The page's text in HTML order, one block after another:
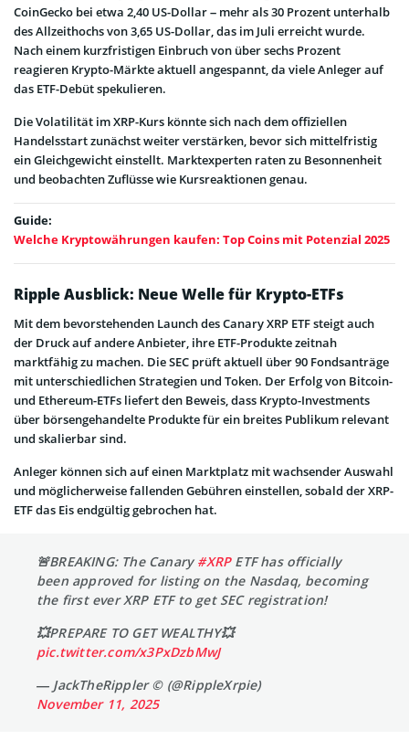
CoinGecko bei etwa 2,40 US-Dollar – mehr als 30 Prozent unterhalb
des Allzeithochs von 3,65 US-Dollar, das im Juli erreicht wurde.
Nach einem kurzfristigen Einbruch von über sechs Prozent
reagieren Krypto-Märkte aktuell angespannt, da viele Anleger auf
das ETF-Debüt spekulieren.
Die Volatilität im XRP-Kurs könnte sich nach dem offiziellen
Handelsstart zunächst weiter verstärken, bevor sich mittelfristig
ein Gleichgewicht einstellt. Marktexperten raten zu Besonnenheit
und beobachten Zuflüsse wie Kursreaktionen genau.
Guide:
Welche Kryptowährungen kaufen: Top Coins mit Potenzial 2025
Ripple Ausblick: Neue Welle für Krypto-ETFs
Mit dem bevorstehenden Launch des Canary XRP ETF steigt auch
der Druck auf andere Anbieter, ihre ETF-Produkte zeitnah
marktfähig zu machen. Die SEC prüft aktuell über 90 Fondsanträge
mit unterschiedlichen Strategien und Token. Der Erfolg von Bitcoin-
und Ethereum-ETFs liefert den Beweis, dass Krypto-Investments
über börsengehandelte Produkte für ein breites Publikum relevant
und skalierbar sind.
Anleger können sich auf einen Marktplatz mit wachsender Auswahl
und möglicherweise fallenden Gebühren einstellen, sobald der XRP-
ETF das Eis endgültig gebrochen hat.
🚨BREAKING: The Canary #XRPETF has officially
been approved for listing on the Nasdaq, becoming
the first ever XRP ETF to get SEC registration!
💥PREPARE TO GET WEALTHY💥
pic.twitter.com/x3PxDzbMwJ
— JackTheRippler ©️ (@RippleXrpie)
November 11, 2025